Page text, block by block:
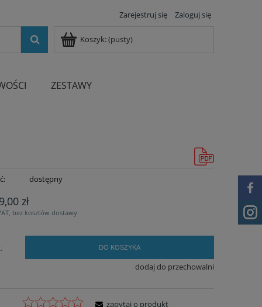
Zarejestruj się Zaloguj się
Koszyk:(pusty)
ZESTAWY
dostępny
zł
bez kosztów dostawy
DO KOSZYKA
dodaj do przechowalni
zapytaj o produkt